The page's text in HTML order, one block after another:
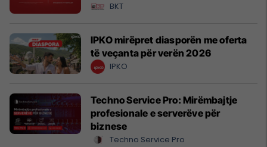
BKT
IPKO mirëpret diasporën me oferta
të veçanta për verën 2026
IPKO
Techno Service Pro: Mirëmbajtje
profesionale e serverëve për
biznese
Techno Service Pro